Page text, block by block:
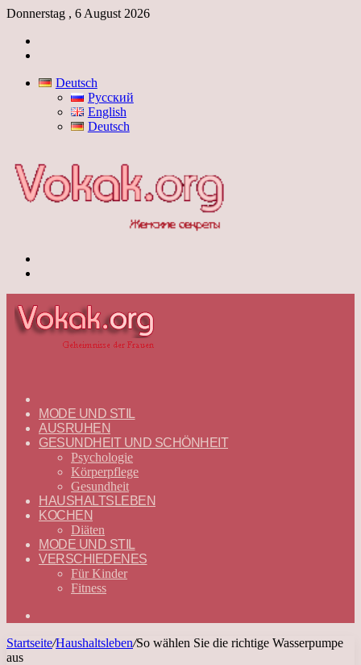
Donnerstag , 6 August 2026
Deutsch
Русский
English
Deutsch
—
DEUTSCH
MODE UND STIL
AUSRUHEN
GESUNDHEIT UND SCHÖNHEIT
Psychologie
Körperpflege
Gesundheit
HAUSHALTSLEBEN
KOCHEN
Diäten
MODE UND STIL
VERSCHIEDENES
Für Kinder
Fitness
Startseite/Haushaltsleben/So wählen Sie die richtige Wasserpumpe
aus